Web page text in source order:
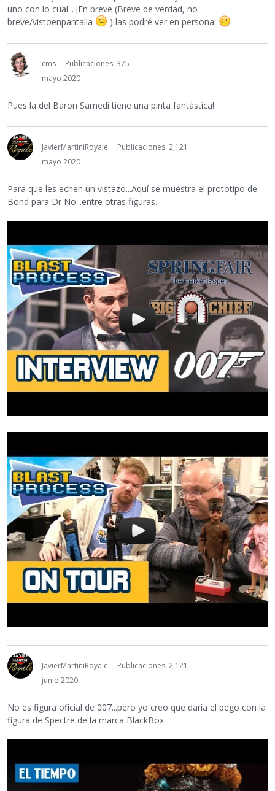
uno con lo cual... ¡En breve (Breve de verdad, no
breve/vistoenpantalla
) las podré ver en persona!
cms
Publicaciones: 375
mayo 2020
Pues la del Baron Samedi tiene una pinta fantástica!
JavierMartiniRoyale
Publicaciones: 2,121
mayo 2020
Para que les echen un vistazo...Aquí se muestra el prototipo de
Bond para Dr No...entre otras figuras.
JavierMartiniRoyale
Publicaciones: 2,121
junio 2020
No es figura oficial de 007...pero yo creo que daría el pego con la
figura de Spectre de la marca BlackBox.